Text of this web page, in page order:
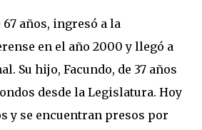
años, ingresó a la
en el año 2000 y llegó a
Su hijo, Facundo, de 37 años
desde la Legislatura. Hoy
y se encuentran presos por